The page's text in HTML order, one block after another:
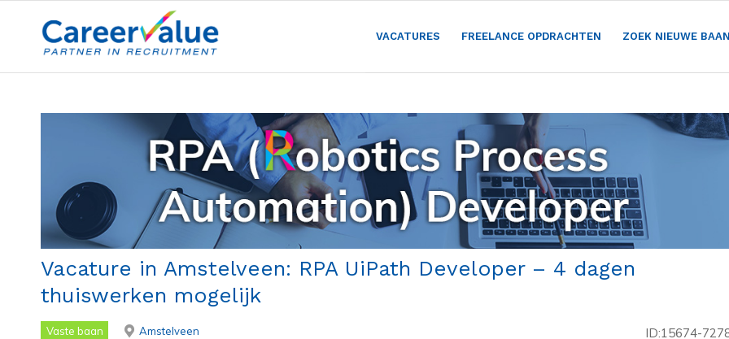
VACATURES FREELANCE OPDRACHTEN ZOEK NIEUWE BAAN
Vacature in Amstelveen: RPA UiPath Developer – 4 dagen
thuiswerken mogelijk
Vaste baan Amstelveen ID:15674-